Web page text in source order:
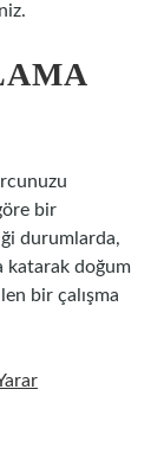
bir
durumlarda,
katarak doğum
bir çalışma